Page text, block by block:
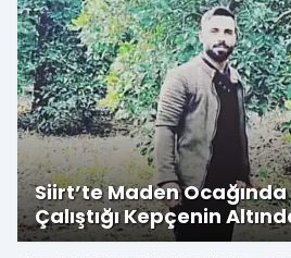
Siirt’te Maden
Çalıştığı Kepçenin
Kubay Hayatını Kaybetti